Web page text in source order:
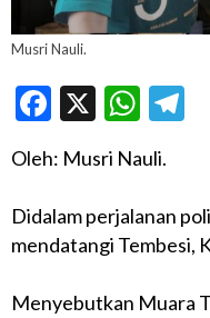
Musri Nauli.
Facebook
X
Oleh: Musri Nauli.
Didalam perjalanan
mendatangi Tembesi,
Menyebutkan Muara